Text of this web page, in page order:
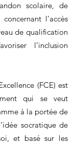
scolaire, de
l’accès
de qualification
l’inclusion
(FCE) est
qui se veut
à la portée de
socratique de
et basé sur les